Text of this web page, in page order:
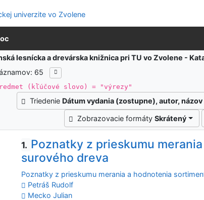
lesnícka a drevárska knižnica pri TU vo Zvolene -
65
(kľúčové slovo) = "výrezy"
Triedenie Dátum vydania (zostupne), autor, názov
Zobrazovacie formátySkrátený
1. Poznatky z prieskumu
surového dreva
Poznatky z prieskumu merania a hodnotenia
Petráš Rudolf
Mecko Julian